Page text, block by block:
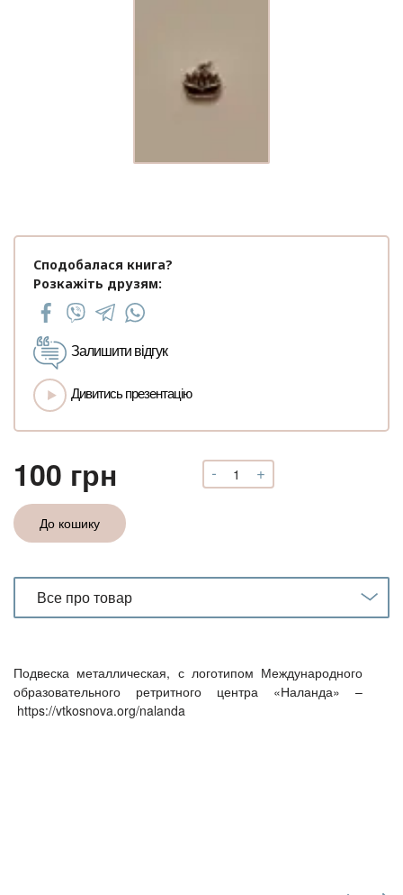
Сподобалася книга?
Розкажіть друзям:
Залишити відгук
Дивитись презентацію
100 грн -
Підвіска.
Nalanda
+
До кошику
Все про товар
Подвеска металлическая, с логотипом Международного
образовательного ретритного центра «Наланда» –
https://vtkosnova.org/nalanda